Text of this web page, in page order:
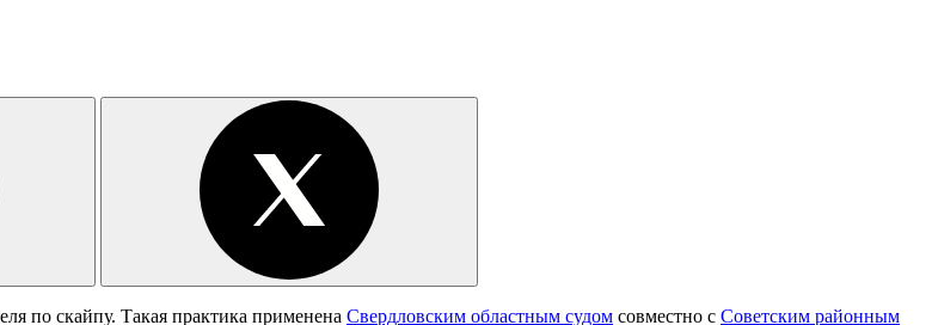
по скайпу. Такая практика применена Свердловским областным судом совместно с Советским районным